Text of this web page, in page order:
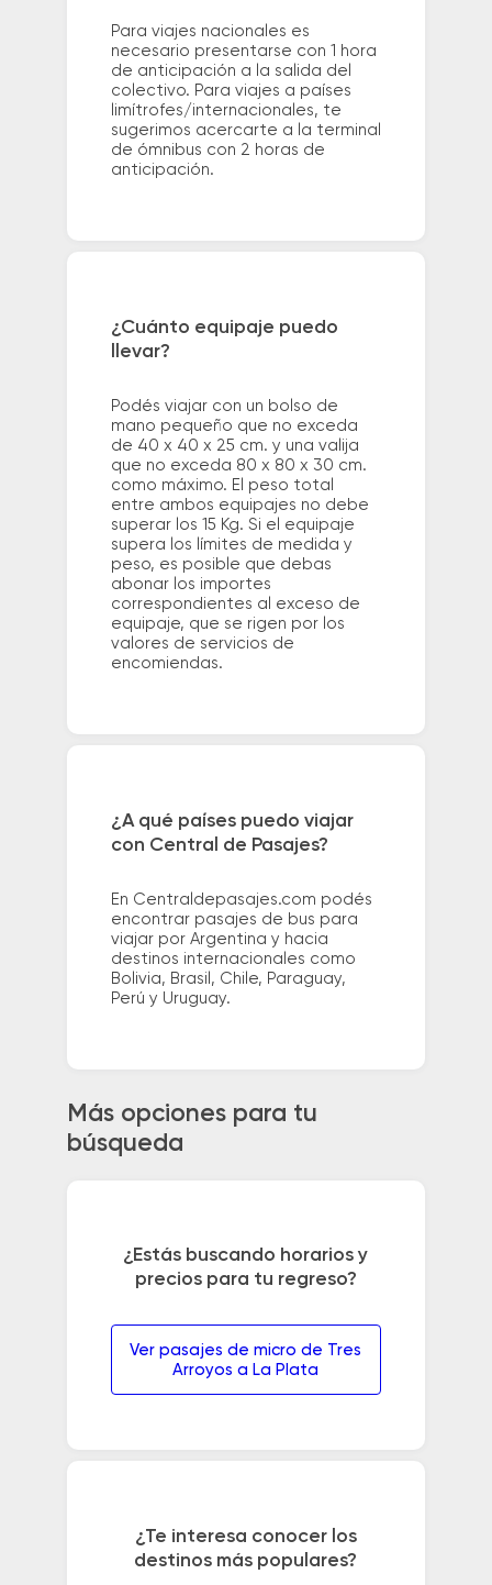
Para viajes nacionales es
necesario presentarse con 1 hora
de anticipación a la salida del
colectivo. Para viajes a países
limítrofes/internacionales, te
sugerimos acercarte a la terminal
de ómnibus con 2 horas de
anticipación.
¿Cuánto equipaje puedo
llevar?
Podés viajar con un bolso de
mano pequeño que no exceda
de 40 x 40 x 25 cm. y una valija
que no exceda 80 x 80 x 30 cm.
como máximo. El peso total
entre ambos equipajes no debe
superar los 15 Kg. Si el equipaje
supera los límites de medida y
peso, es posible que debas
abonar los importes
correspondientes al exceso de
equipaje, que se rigen por los
valores de servicios de
encomiendas.
¿A qué países puedo viajar
con Central de Pasajes?
En Centraldepasajes.com podés
encontrar pasajes de bus para
viajar por Argentina y hacia
destinos internacionales como
Bolivia, Brasil, Chile, Paraguay,
Perú y Uruguay.
Más opciones para tu
búsqueda
¿Estás buscando horarios y
precios para tu regreso?
Ver pasajes de micro de Tres
Arroyos a La Plata
¿Te interesa conocer los
destinos más populares?